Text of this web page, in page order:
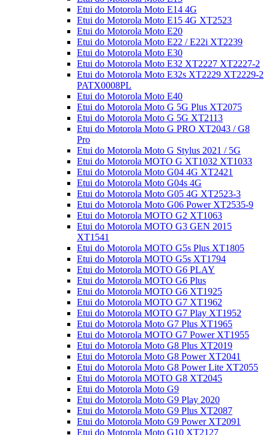
Etui do Motorola Moto E14 4G
Etui do Motorola Moto E15 4G XT2523
Etui do Motorola Moto E20
Etui do Motorola Moto E22 / E22i XT2239
Etui do Motorola Moto E30
Etui do Motorola Moto E32 XT2227 XT2227-2
Etui do Motorola Moto E32s XT2229 XT2229-2
PATX0008PL
Etui do Motorola Moto E40
Etui do Motorola Moto G 5G Plus XT2075
Etui do Motorola Moto G 5G XT2113
Etui do Motorola Moto G PRO XT2043 / G8
Pro
Etui do Motorola Moto G Stylus 2021 / 5G
Etui do Motorola MOTO G XT1032 XT1033
Etui do Motorola Moto G04 4G XT2421
Etui do Motorola Moto G04s 4G
Etui do Motorola Moto G05 4G XT2523-3
Etui do Motorola Moto G06 Power XT2535-9
Etui do Motorola MOTO G2 XT1063
Etui do Motorola MOTO G3 GEN 2015
XT1541
Etui do Motorola MOTO G5s Plus XT1805
Etui do Motorola MOTO G5s XT1794
Etui do Motorola MOTO G6 PLAY
Etui do Motorola MOTO G6 Plus
Etui do Motorola MOTO G6 XT1925
Etui do Motorola MOTO G7 XT1962
Etui do Motorola MOTO G7 Play XT1952
Etui do Motorola Moto G7 Plus XT1965
Etui do Motorola MOTO G7 Power XT1955
Etui do Motorola Moto G8 Plus XT2019
Etui do Motorola Moto G8 Power XT2041
Etui do Motorola Moto G8 Power Lite XT2055
Etui do Motorola MOTO G8 XT2045
Etui do Motorola Moto G9
Etui do Motorola Moto G9 Play 2020
Etui do Motorola Moto G9 Plus XT2087
Etui do Motorola Moto G9 Power XT2091
Etui do Motorola Moto G10 XT2127